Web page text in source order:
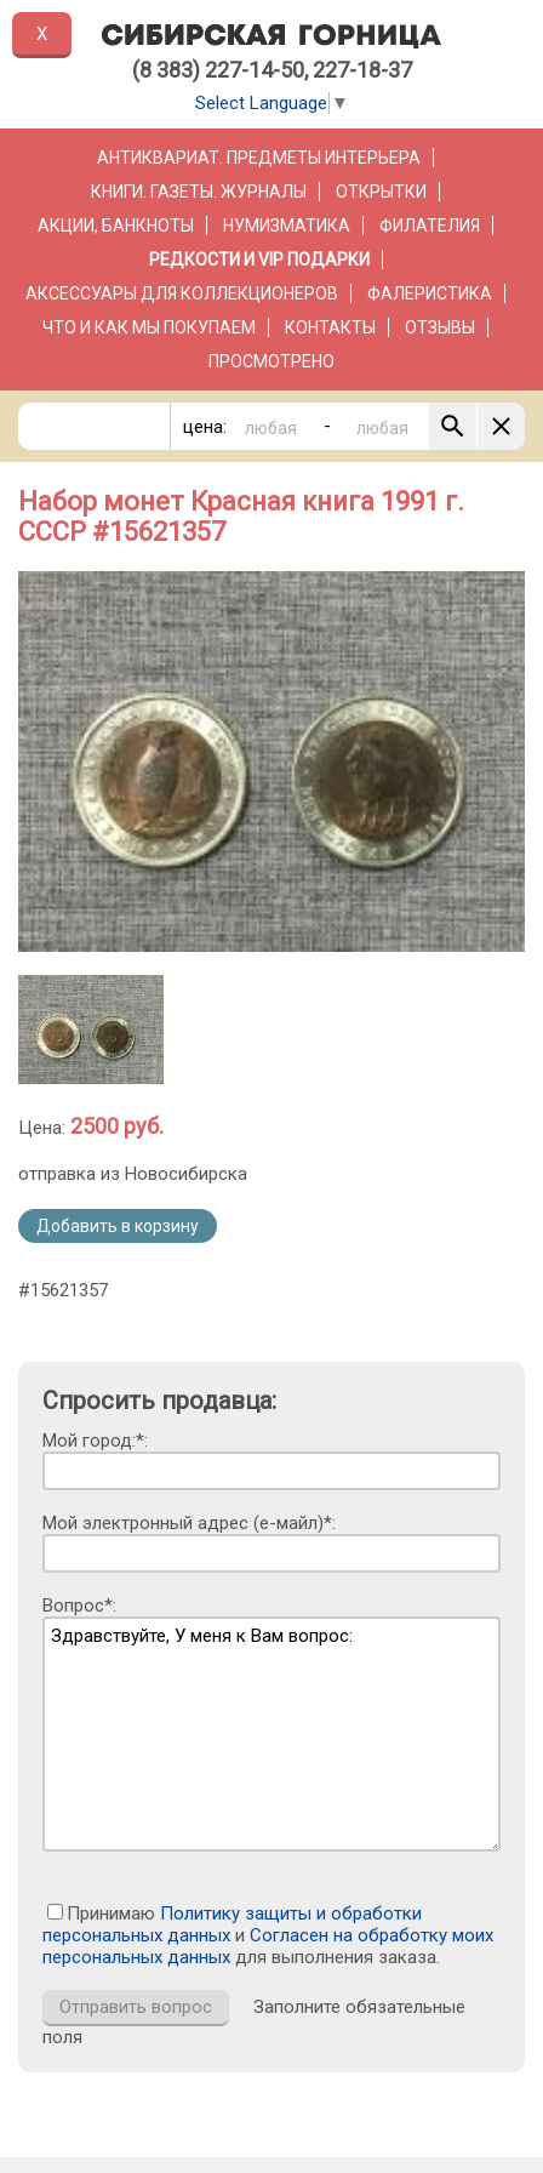
(8 383) 227-14-50, 227-18-37
Select Language ▼
АНТИКВАРИАТ. ПРЕДМЕТЫ ИНТЕРЬЕРА
КНИГИ. ГАЗЕТЫ. ЖУРНАЛЫ
ОТКРЫТКИ
АКЦИИ, БАНКНОТЫ
НУМИЗМАТИКА
ФИЛАТЕЛИЯ
РЕДКОСТИ И VIP ПОДАРКИ
АКСЕССУАРЫ ДЛЯ КОЛЛЕКЦИОНЕРОВ
ФАЛЕРИСТИКА
ЧТО И КАК МЫ ПОКУПАЕМ
КОНТАКТЫ
ОТЗЫВЫ
ПРОСМОТРЕНО
цена: -
Набор монет Красная книга 1991 г.
СССР #15621357
Цена: 2500 руб.
отправка из Новосибирска
Добавить в корзину
#15621357
Спросить продавца:
Мой город:*:
Мой электронный адрес (е-майл)*:
Вопрос*:
Принимаю Политику защиты и обработки
персональных данных и Согласен на обработку моих
персональных данных для выполнения заказа.
Заполните обязательные
поля
X